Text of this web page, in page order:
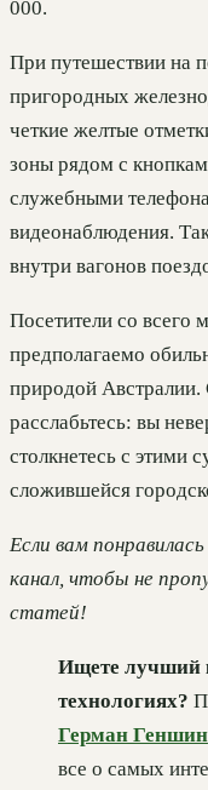
000.
При путешествии на
пригородных
четкие желтые
зоны рядом с
служебными
видеонаблюдения.
внутри вагонов
Посетители со всего
предполагаемо
природой Австралии.
расслабьтесь: вы
столкнетесь с этими
сложившейся
Если вам
канал, чтобы не
статей!
Ищете лучший
технологиях?
Герман Геншин
все о самых